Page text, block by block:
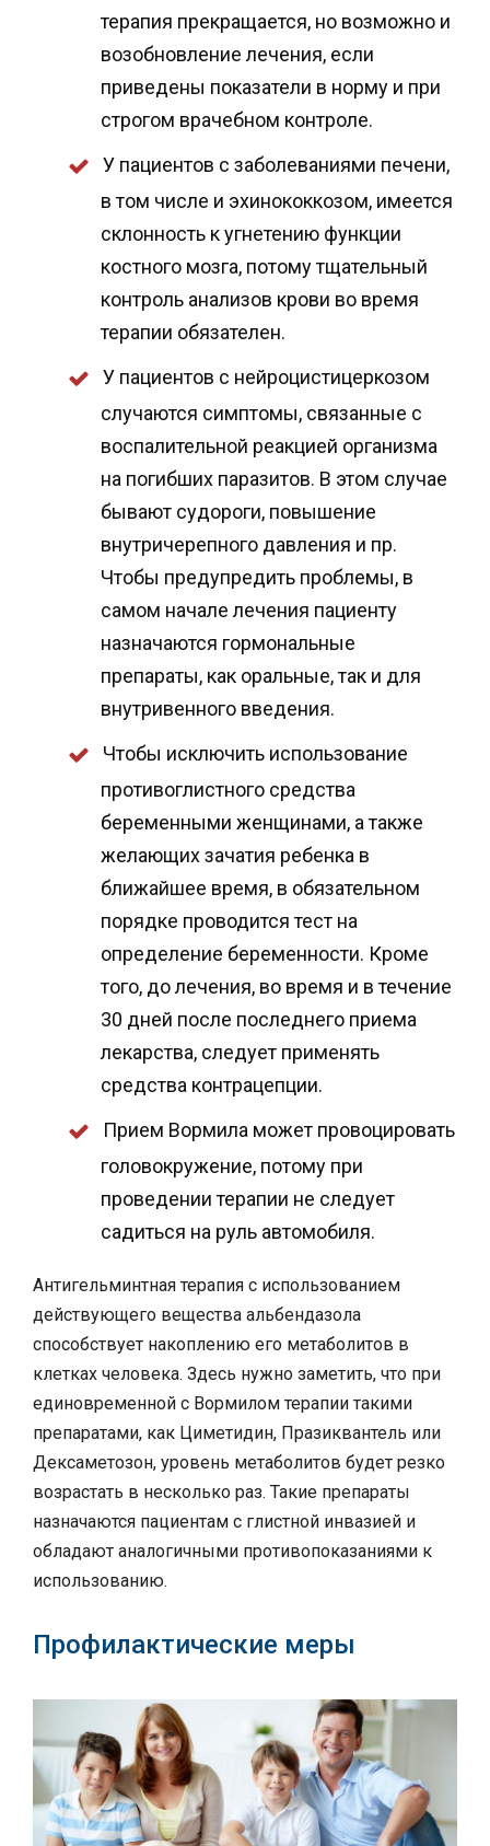
терапия прекращается, но возможно и
возобновление лечения, если
приведены показатели в норму и при
строгом врачебном контроле.
У пациентов с заболеваниями печени,
в том числе и эхинококкозом, имеется
склонность к угнетению функции
костного мозга, потому тщательный
контроль анализов крови во время
терапии обязателен.
У пациентов с нейроцистицеркозом
случаются симптомы, связанные с
воспалительной реакцией организма
на погибших паразитов. В этом случае
бывают судороги, повышение
внутричерепного давления и пр.
Чтобы предупредить проблемы, в
самом начале лечения пациенту
назначаются гормональные
препараты, как оральные, так и для
внутривенного введения.
Чтобы исключить использование
противоглистного средства
беременными женщинами, а также
желающих зачатия ребенка в
ближайшее время, в обязательном
порядке проводится тест на
определение беременности. Кроме
того, до лечения, во время и в течение
30 дней после последнего приема
лекарства, следует применять
средства контрацепции.
Прием Вормила может провоцировать
головокружение, потому при
проведении терапии не следует
садиться на руль автомобиля.
Антигельминтная терапия с использованием
действующего вещества альбендазола
способствует накоплению его метаболитов в
клетках человека. Здесь нужно заметить, что при
единовременной с Вормилом терапии такими
препаратами, как Циметидин, Празиквантель или
Дексаметозон, уровень метаболитов будет резко
возрастать в несколько раз. Такие препараты
назначаются пациентам с глистной инвазией и
обладают аналогичными противопоказаниями к
использованию.
Профилактические меры